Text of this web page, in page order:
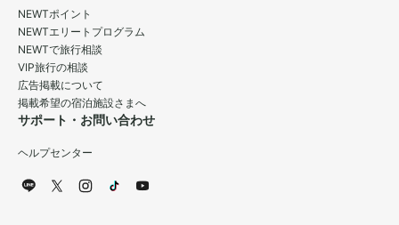
NEWTポイント
NEWTエリートプログラム
NEWTで旅行相談
VIP旅行の相談
広告掲載について
掲載希望の宿泊施設さまへ
サポート・お問い合わせ
ヘルプセンター